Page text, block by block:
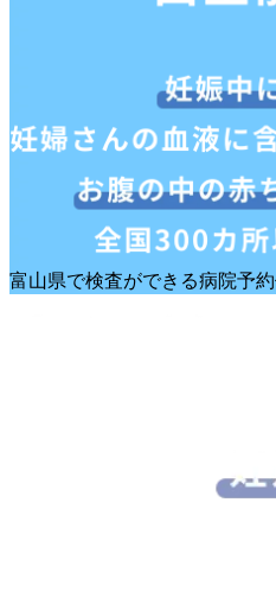
富山県で検査ができる病院予約